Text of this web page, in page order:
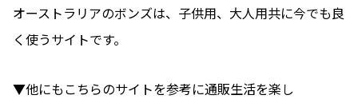
オーストラリアのボンズは、子供用、大人用共に今でも良
く使うサイトです。
▼他にもこちらのサイトを参考に通販生活を楽し